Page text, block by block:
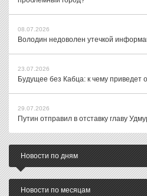
08.07.2026
Володин недоволен утечкой
23.07.2026
Будущее без Кабца: к чему приведет
29.07.2026
Путин отправил в отставку главу
Новости по дням
Новости по месяцам